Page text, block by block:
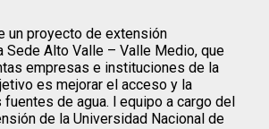
un proyecto de extensión
Sede Alto Valle – Valle Medio, que
empresas e instituciones de la
es mejorar el acceso y la
de agua. l equipo a cargo del
de la Universidad Nacional de